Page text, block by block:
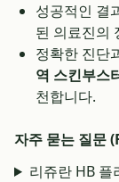
성공적인 결
된 의료진의
정확한 진단
역 스킨부스
천합니다.
자주 묻는 질문
리쥬란 HB 플